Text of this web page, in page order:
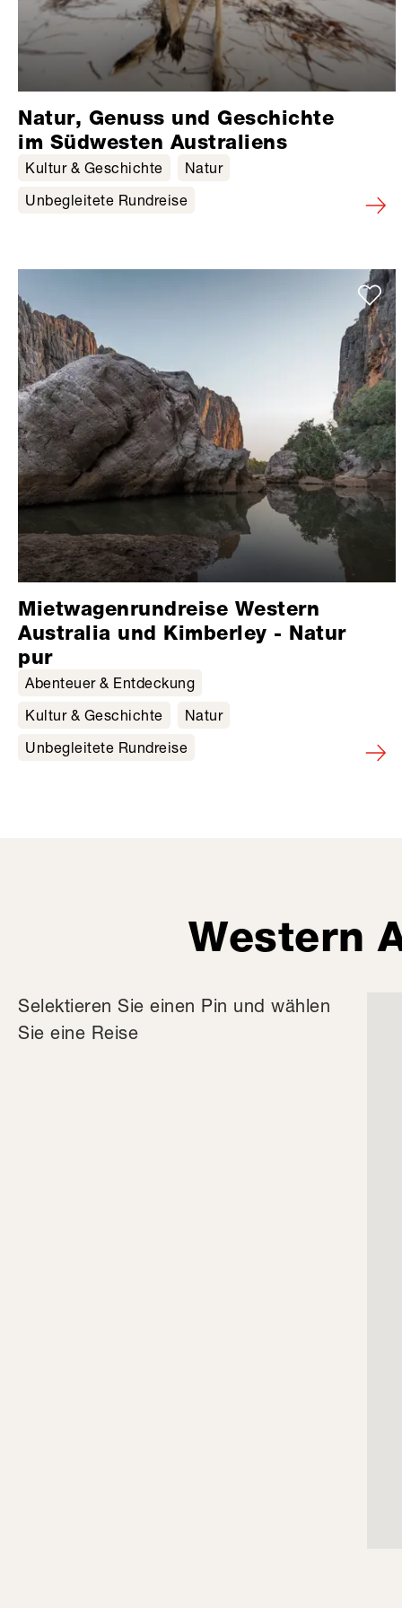
Natur, Genuss und Geschichte
im Südwesten Australiens
Kultur & Geschichte
Natur
Unbegleitete Rundreise
Mietwagenrundreise Western
Australia und Kimberley - Natur
pur
Abenteuer & Entdeckung
Kultur & Geschichte
Natur
Unbegleitete Rundreise
Western
Selektieren Sie einen Pin und wählen
Sie eine Reise